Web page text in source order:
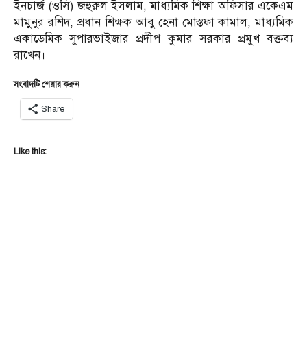
ইনচার্জ (ওসি) জহুরুল ইসলাম, মাধ্যমিক শিক্ষা অফিসার একেএম
মামুনুর রশিদ, প্রধান শিক্ষক আবু হেনা মোস্তফা কামাল, মাধ্যমিক
একাডেমিক সুপারভাইজার প্রদীপ কুমার সরকার প্রমুখ বক্তব্য
রাখেন।
সংবাদটি শেয়ার করুন
Share
Like this: